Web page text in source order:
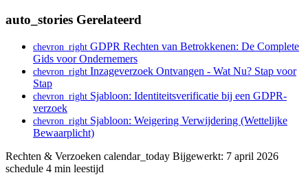
auto_stories Gerelateerd
chevron_right GDPR Rechten van Betrokkenen: De Complete
Gids voor Ondernemers
chevron_right Inzageverzoek Ontvangen - Wat Nu? Stap voor
Stap
chevron_right Sjabloon: Identiteitsverificatie bij een GDPR-
verzoek
chevron_right Sjabloon: Weigering Verwijdering (Wettelijke
Bewaarplicht)
Rechten & Verzoeken calendar_today Bijgewerkt: 7 april 2026
schedule 4 min leestijd